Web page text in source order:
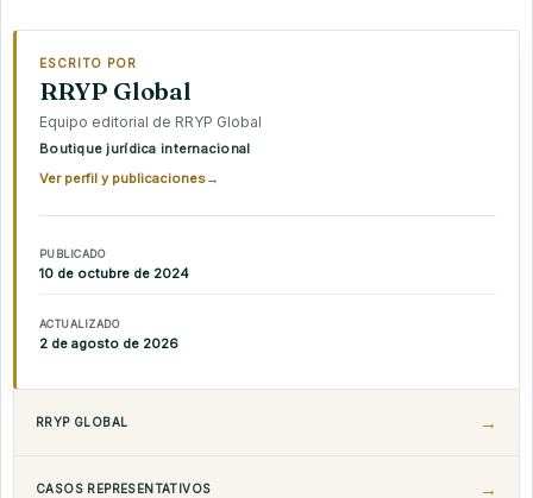
ESCRITO POR
RRYP Global
Equipo editorial de RRYP Global
Boutique jurídica internacional
Ver perfil y publicaciones→
PUBLICADO
10 de octubre de 2024
ACTUALIZADO
2 de agosto de 2026
RRYP GLOBAL
CASOS REPRESENTATIVOS